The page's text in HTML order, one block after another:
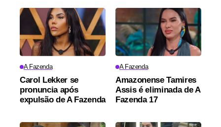
A Fazenda
Carol Lekker se
pronuncia após
expulsão de A Fazenda
A Fazenda
Amazonense Tamires
Assis é eliminada de A
Fazenda 17